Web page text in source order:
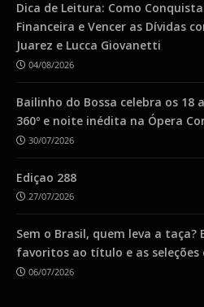
Dica de Leitura: Como
Financeira e Vencer as Dívidas
Juarez e Lucca Giovanetti
04/08/2026
Bailinho do Bossa celebra os 18
360º e noite inédita na Ópera
30/07/2026
Ediçao 288
27/07/2026
Sem o Brasil, quem leva a
favoritos ao título e as seleções
06/07/2026